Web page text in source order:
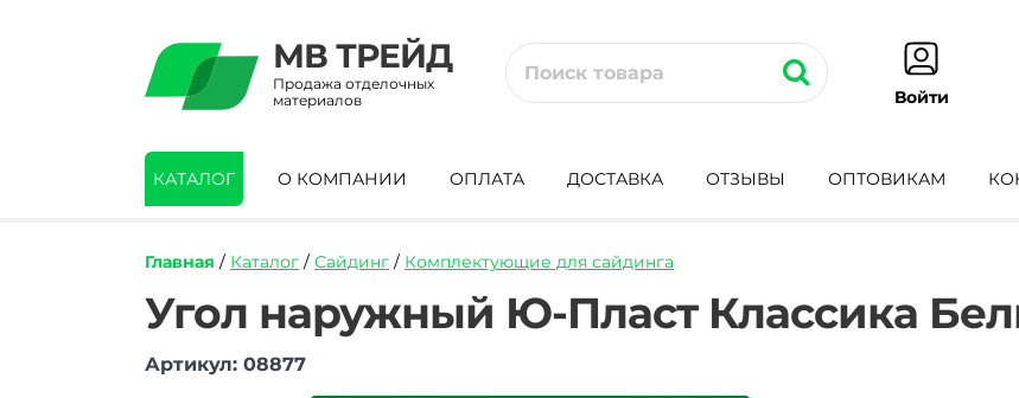
МВ ТРЕЙД
Продажа отделочных
материалов
Войти
КАТАЛОГ О КОМПАНИИ ОПЛАТА ДОСТАВКА ОТЗЫВЫ ОПТОВИКАМ
Главная / Каталог / Сайдинг / Комплектующие для сайдинга
https://mvtrade.ru/images/id/normal/ugol-
naruzhnyj-
plast-
Угол наружный Ю-Пласт Классика
Артикул: 08877